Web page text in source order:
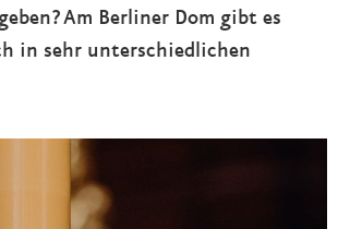
Am Berliner Dom gibt es
in sehr unterschiedlichen